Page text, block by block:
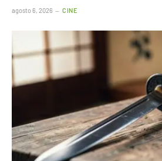
agosto 6, 2026 CINE